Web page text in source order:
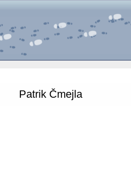
Patrik Čmejla